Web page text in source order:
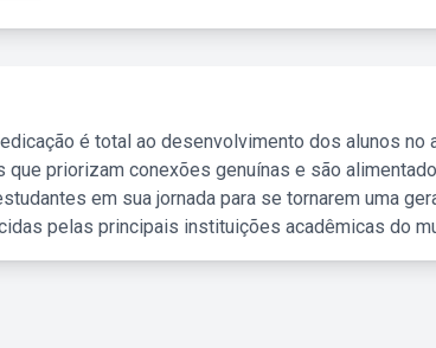
é total ao desenvolvimento dos alunos no
priorizam conexões genuínas e são
em sua jornada para se tornarem uma
pelas principais instituições acadêmicas do